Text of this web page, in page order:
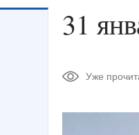
31
Уже